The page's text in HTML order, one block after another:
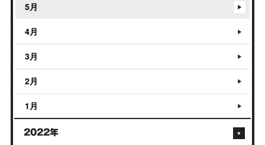
5月
4月
3月
2月
1月
2022年